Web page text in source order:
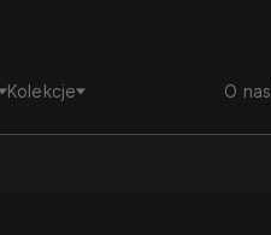
Kolekcje O nas